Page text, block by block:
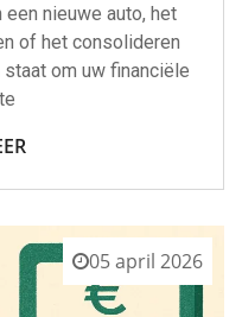
nieuwe auto, het
of het consolideren
om uw financiële
05 april 2026